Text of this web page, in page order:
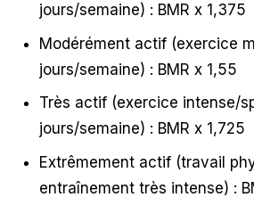
jours/semaine) : BMR x 1,375
Modérément actif (exercice
jours/semaine) : BMR x 1,55
Très actif (exercice intense/
jours/semaine) : BMR x 1,725
Extrêmement actif (travail
entraînement très intense) :